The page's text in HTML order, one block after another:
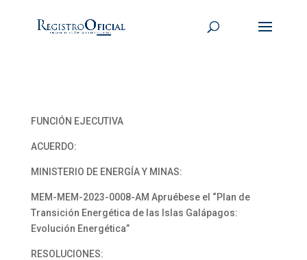
FUNCIÓN EJECUTIVA
ACUERDO:
MINISTERIO DE ENERGÍA Y MINAS:
MEM-MEM-2023-0008-AM Apruébese el “Plan de
Transición Energética de las Islas Galápagos:
Evolución Energética”
RESOLUCIONES: